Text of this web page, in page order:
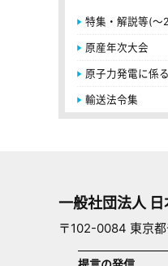
特集・解説等(～
原産年次大会
原子力発電に係
輸送法令集
一般社団法人
〒102-0084 東京